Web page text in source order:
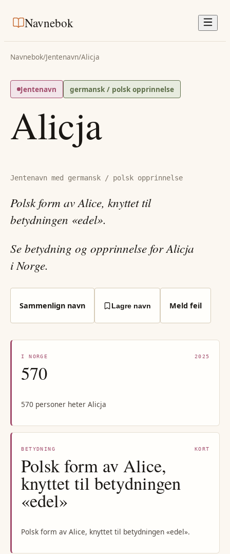
Navnebok
Navnebok/Jentenavn/Alicja
Jentenavn germansk / polsk opprinnelse
Alicja
Jentenavn med germansk / polsk opprinnelse
Polsk form av Alice, knyttet til
betydningen «edel».
Se betydning og opprinnelse for Alicja
i Norge.
Sammenlign navn Lagre navn Meld feil
I NORGE 2025
570
570 personer heter Alicja
BETYDNING KORT
Polsk form av Alice,
knyttet til betydningen
«edel»
Polsk form av Alice, knyttet til betydningen «edel».